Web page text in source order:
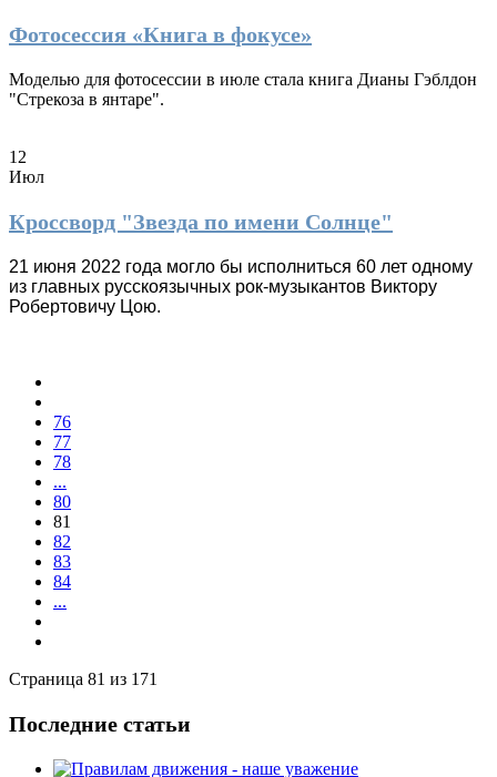
Фотосессия «Книга в фокусе»
Моделью для фотосессии в июле стала книга Дианы Гэблдон
"Стрекоза в янтаре".
12
Июл
Кроссворд "Звезда по имени Солнце"
21 июня 2022 года могло бы исполниться 60 лет одному
из главных русскоязычных рок-музыкантов Виктору
Робертовичу Цою.
76
77
78
...
80
81
82
83
84
...
Страница 81 из 171
Последние статьи